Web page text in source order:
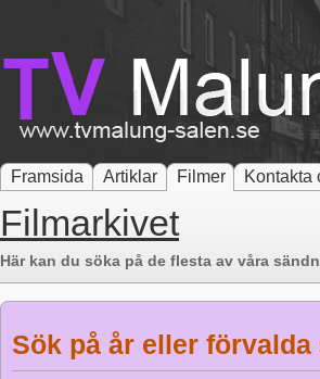
Framsida Artiklar Filmer Kontakta
Filmarkivet
Här kan du söka på de flesta av våra
Sök på år eller förvalda